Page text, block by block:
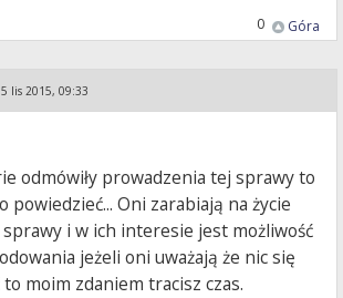
Góra
0
lis 2015, 09:33
odmówiły prowadzenia tej sprawy to
powiedzieć... Oni zarabiają na życie
i w ich interesie jest możliwość
jeżeli oni uważają że nic się
moim zdaniem tracisz czas.